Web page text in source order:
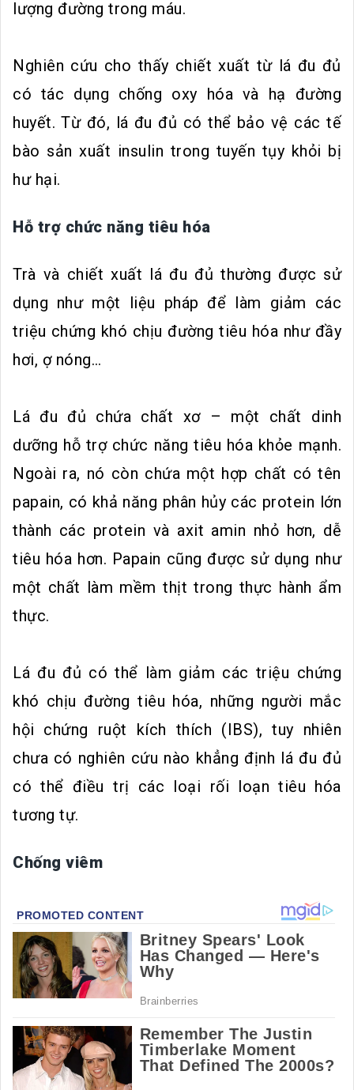
lượng đường trong máu.
Nghiên cứu cho thấy chiết xuất từ lá đu đủ
có tác dụng chống oxy hóa và hạ đường
huyết. Từ đó, lá đu đủ có thể bảo vệ các tế
bào sản xuất insulin trong tuyến tụy khỏi bị
hư hại.
Hỗ trợ chức năng tiêu hóa
Trà và chiết xuất lá đu đủ thường được sử
dụng như một liệu pháp để làm giảm các
triệu chứng khó chịu đường tiêu hóa như đầy
hơi, ợ nóng…
Lá đu đủ chứa chất xơ – một chất dinh
dưỡng hỗ trợ chức năng tiêu hóa khỏe mạnh.
Ngoài ra, nó còn chứa một hợp chất có tên
papain, có khả năng phân hủy các protein lớn
thành các protein và axit amin nhỏ hơn, dễ
tiêu hóa hơn. Papain cũng được sử dụng như
một chất làm mềm thịt trong thực hành ẩm
thực.
Lá đu đủ có thể làm giảm các triệu chứng
khó chịu đường tiêu hóa, những người mắc
hội chứng ruột kíc‌h thí‌ch (IBS), tuy nhiên
chưa có nghiên cứu nào khẳng định lá đu đủ
có thể điều trị các loại rối loạn tiêu hóa
tương tự.
Chống viêm